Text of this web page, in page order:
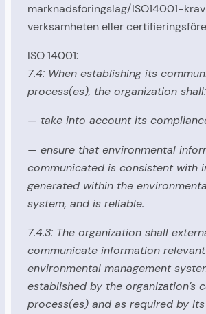
marknadsföringslag/ISO14001-
verksamheten eller
ISO 14001:
7.4: When establishing its
process(es), the organization shall:
— take into account its
— ensure that environmental
communicated is consistent with
generated within the
system, and is reliable.
7.4.3: The organization shall
communicate information
environmental management
established by the organization’s
process(es) and as required by